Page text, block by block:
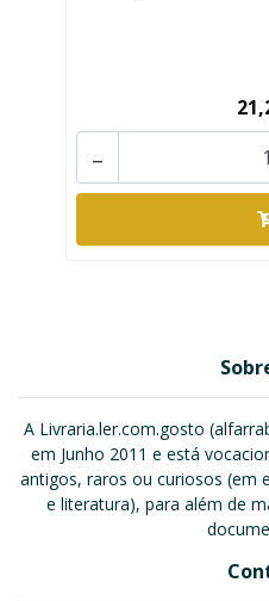
-
A Livraria.ler.com.gosto
em Junho 2011 e está
antigos, raros ou curiosos (em
e literatura), para além de